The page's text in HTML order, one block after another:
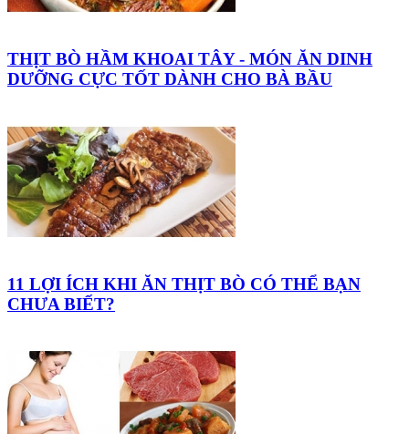
THỊT BÒ HẦM KHOAI TÂY - MÓN ĂN DINH
DƯỠNG CỰC TỐT DÀNH CHO BÀ BẦU
11 LỢI ÍCH KHI ĂN THỊT BÒ CÓ THỂ BẠN
CHƯA BIẾT?